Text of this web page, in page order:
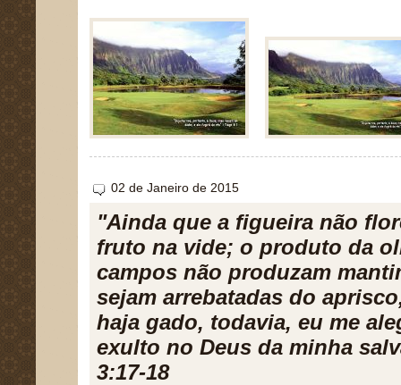
02 de Janeiro de 2015
"Ainda que a figueira não
fruto na vide; o produto da
campos não produzam
sejam arrebatadas do
haja gado, todavia, eu me
exulto no Deus da minha
3:17-18